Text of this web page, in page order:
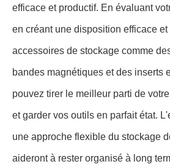
efficace et productif. En évaluant
en créant une disposition efficace
accessoires de stockage comme
bandes magnétiques et des inserts
pouvez tirer le meilleur parti de
et garder vos outils en parfait état.
une approche flexible du stockage
aideront à rester organisé à long